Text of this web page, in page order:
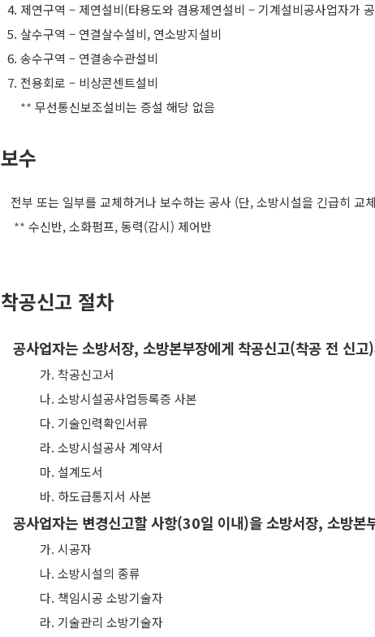
4. 제연구역 – 제연설비(타용도와 겸용제연설비 –기계설비공사업자가
5. 살수구역 – 연결살수설비, 연소방지설비
6. 송수구역 – 연결송수관설비
7. 전용회로 – 비상콘센트설비
** 무선통신보조설비는 증설 해당 없음
보수
전부 또는 일부를 교체하거나 보수하는 공사 (단,소방시설을 긴급히 교
** 수신반,소화펌프,동력(감시) 제어반
착공신고 절차
공사업자는 소방서장, 소방본부장에게 착공신고(착공 전 신고)
가. 착공신고서
나. 소방시설공사업등록증 사본
다. 기술인력확인서류
라. 소방시설공사 계약서
마. 설계도서
바. 하도급통지서 사본
공사업자는 변경신고할 사항(30일 이내)을 소방서장, 소방본
가. 시공자
나. 소방시설의 종류
다. 책임시공 소방기술자
라. 기술관리 소방기술자